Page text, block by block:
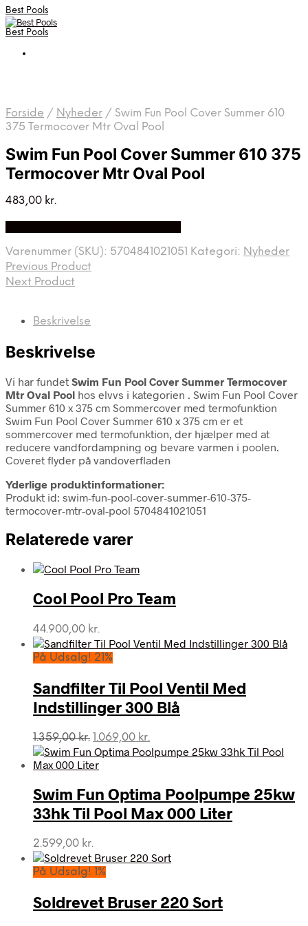
Best Pools
Best Pools
Forside / Nyheder / Swim Fun Pool Cover Summer 610
375 Termocover Mtr Oval Pool
Swim Fun Pool Cover Summer 610 375
Termocover Mtr Oval Pool
483,00 kr.
Varenummer (SKU): 5704841021051 Kategori: Nyheder
Previous Product
Next Product
Beskrivelse
Beskrivelse
Vi har fundet Swim Fun Pool Cover Summer Termocover
Mtr Oval Pool hos elvvs i kategorien . Swim Fun Pool Cover
Summer 610 x 375 cm Sommercover med termofunktion
Swim Fun Pool Cover Summer 610 x 375 cm er et
sommercover med termofunktion, der hjælper med at
reducere vandfordampning og bevare varmen i poolen.
Coveret flyder på vandoverfladen
Yderlige produktinformationer:
Produkt id: swim-fun-pool-cover-summer-610-375-
termocover-mtr-oval-pool 5704841021051
Relaterede varer
Cool Pool Pro Team
44.900,00 kr.
På Udsalg! 21%
Sandfilter Til Pool Ventil Med
Indstillinger 300 Blå
1.359,00kr. Den
oprindelige
pris
1.359,00 kr..
1.069,00 kr.
aktuelle
1.069,00 kr..
Swim Fun Optima Poolpumpe 25kw
33hk Til Pool Max 000 Liter
2.599,00 kr.
På Udsalg! 1%
Soldrevet Bruser 220 Sort